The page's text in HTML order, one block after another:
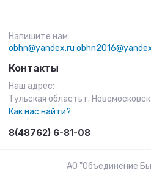
Напишите нам:
obhn@yandex.ru
Контакты
Наш адрес:
Тульская область г.
Как нас найти?
8(48762) 6-81-08
АО "Объединение